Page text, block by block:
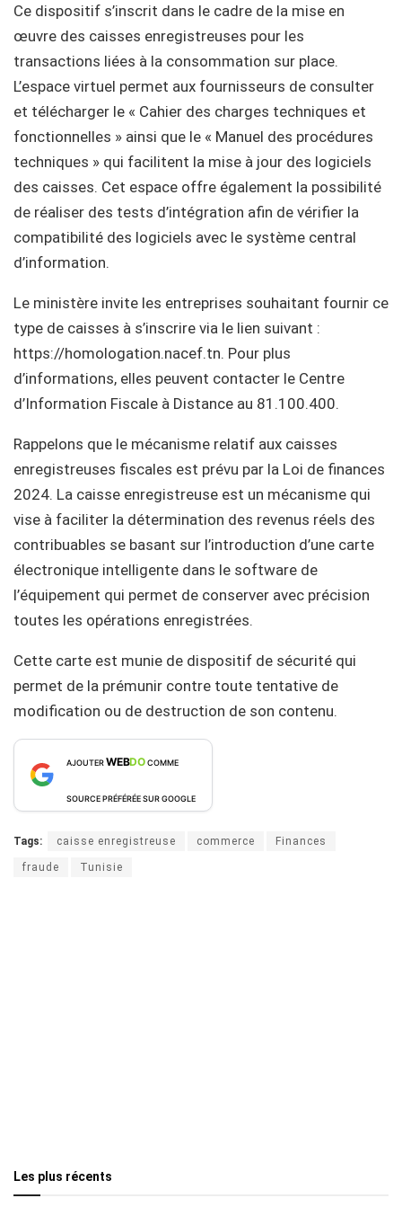
Ce dispositif s’inscrit dans le cadre de la mise en
œuvre des caisses enregistreuses pour les
transactions liées à la consommation sur place.
L’espace virtuel permet aux fournisseurs de consulter
et télécharger le « Cahier des charges techniques et
fonctionnelles » ainsi que le « Manuel des procédures
techniques » qui facilitent la mise à jour des logiciels
des caisses. Cet espace offre également la possibilité
de réaliser des tests d’intégration afin de vérifier la
compatibilité des logiciels avec le système central
d’information.
Le ministère invite les entreprises souhaitant fournir ce
type de caisses à s’inscrire via le lien suivant :
https://homologation.nacef.tn. Pour plus
d’informations, elles peuvent contacter le Centre
d’Information Fiscale à Distance au 81.100.400.
Rappelons que le mécanisme relatif aux caisses
enregistreuses fiscales est prévu par la Loi de finances
2024. La caisse enregistreuse est un mécanisme qui
vise à faciliter la détermination des revenus réels des
contribuables se basant sur l’introduction d’une carte
électronique intelligente dans le software de
l’équipement qui permet de conserver avec précision
toutes les opérations enregistrées.
Cette carte est munie de dispositif de sécurité qui
permet de la prémunir contre toute tentative de
modification ou de destruction de son contenu.
AJOUTERWEBDOCOMME
SOURCE PRÉFÉRÉE SUR GOOGLE
Tags: caisse enregistreuse commerce Finances
fraude Tunisie
Les plus récents